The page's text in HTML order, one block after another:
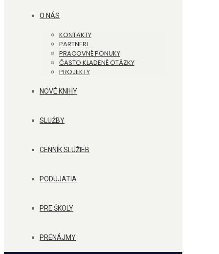
O NÁS
KONTAKTY
PARTNERI
PRACOVNÉ PONUKY
ČASTO KLADENÉ OTÁZKY
PROJEKTY
NOVÉ KNIHY
SLUŽBY
CENNÍK SLUŽIEB
PODUJATIA
PRE ŠKOLY
PRENÁJMY